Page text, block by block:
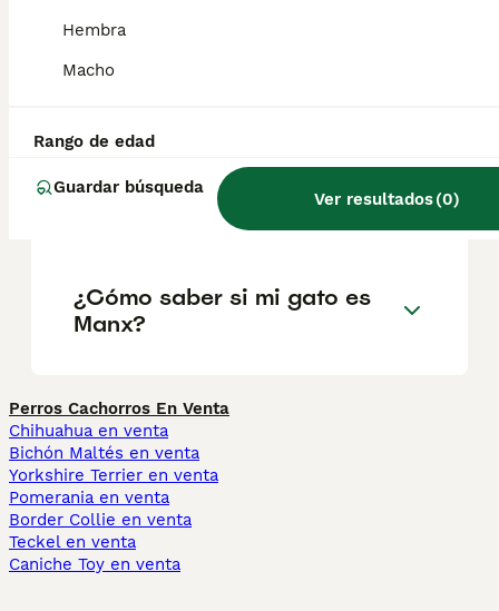
Hembra
Macho
Rango de edad
Guardar búsqueda
Ver resultados(0)
¿Qué significa Manx?
¿Cómo saber si mi gato es
Manx?
Perros Cachorros En Venta
Chihuahua en venta
Bichón Maltés en venta
Yorkshire Terrier en venta
Pomerania en venta
Border Collie en venta
Teckel en venta
Caniche Toy en venta